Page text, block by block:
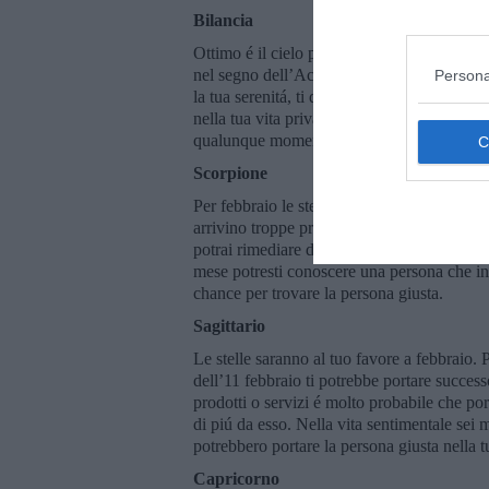
Bilancia
Ottimo é il cielo per te nel mese di
nel segno dell’Acquario, in piú, nel
la tua serenitá, ti daranno una buona dose
nella tua vita privata. Se fossi ancora
qualunque momento, nella seconda metá
Scorpione
Per febbraio le stelle ti riservano una bella
arrivino troppe pretese, troppi impegni.
potrai rimediare definitivamente dopo la
mese potresti conoscere una persona che
chance per trovare la persona giusta.
Sagittario
Le stelle saranno al tuo favore a
dell’11 febbraio ti potrebbe portare
prodotti o servizi é molto probabile che
di piú da esso. Nella vita sentimentale sei
potrebbero portare la persona giusta nella
Capricorno